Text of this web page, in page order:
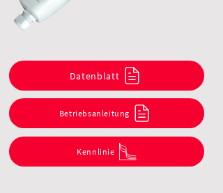
Datenblatt
Betriebsanleitung
Kennlinie